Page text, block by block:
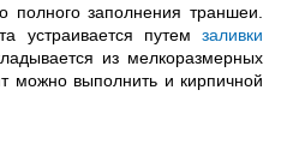
полного заполнения траншеи.
устраивается путем заливки
из мелкоразмерных
можно выполнить и кирпичной